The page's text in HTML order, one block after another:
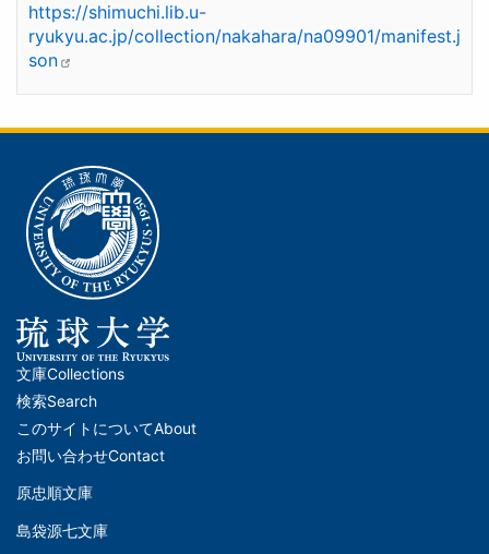
https://shimuchi.lib.u-
ryukyu.ac.jp/collection/nakahara/na09901/manifest.j
son
メ
イ
ン
ナ
ビ
文庫Collections
検索Search
このサイトについてAbout
お問い合わせContact
文
原忠順文庫
島袋源七文庫